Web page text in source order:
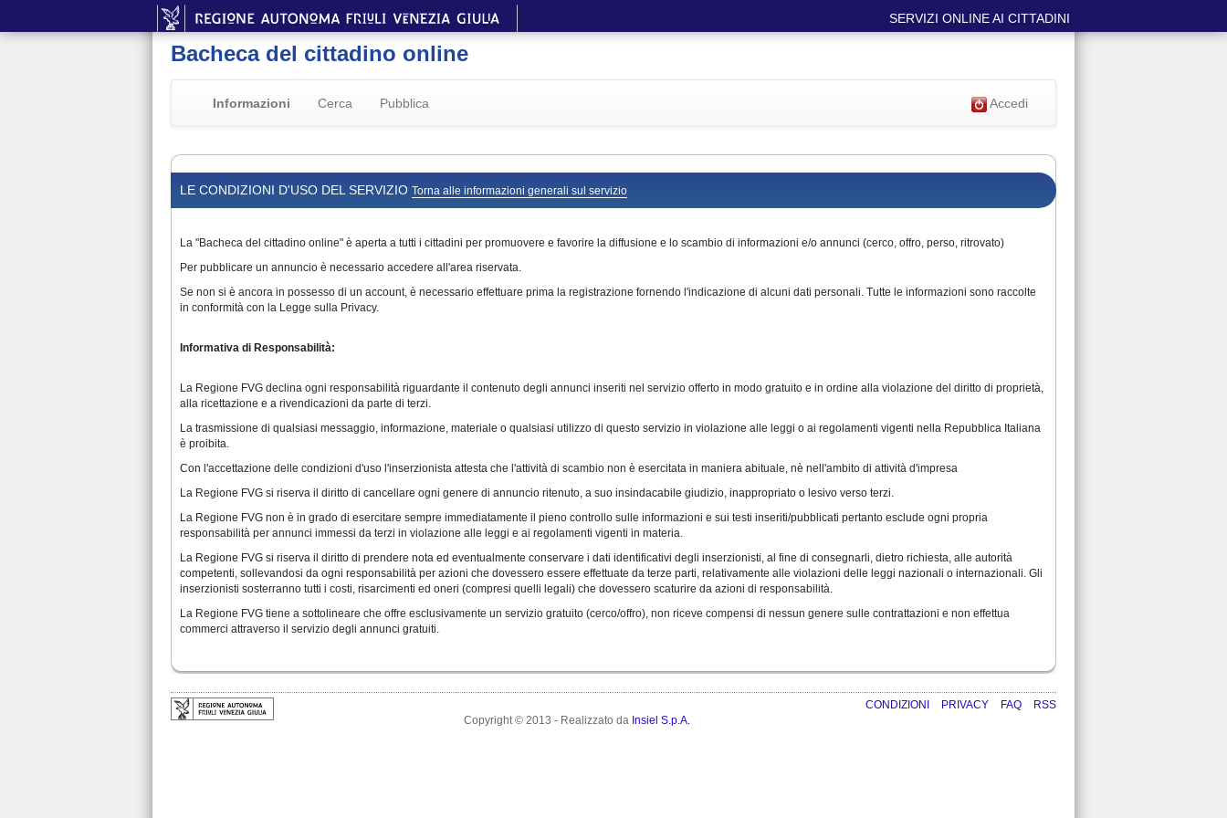
SERVIZI ONLINE AI CITTADINI
Bacheca del cittadino online
Informazioni Cerca Pubblica Accedi
LE CONDIZIONI D'USO DEL SERVIZIO Torna alle informazioni generali sul servizio
La "Bacheca del cittadino online" è aperta a tutti i cittadini per promuovere e favorire la diffusione e lo scambio di informazioni e/o annunci (cerco, offro, perso, ritrovato)
Per pubblicare un annuncio è necessario accedere all'area riservata.
Se non si è ancora in possesso di un account, è necessario effettuare prima la registrazione fornendo l'indicazione di alcuni dati personali. Tutte le informazioni sono raccolte
in conformità con la Legge sulla Privacy.
Informativa di Responsabilità:
La Regione FVG declina ogni responsabilità riguardante il contenuto degli annunci inseriti nel servizio offerto in modo gratuito e in ordine alla violazione del diritto di proprietà,
alla ricettazione e a rivendicazioni da parte di terzi.
La trasmissione di qualsiasi messaggio, informazione, materiale o qualsiasi utilizzo di questo servizio in violazione alle leggi o ai regolamenti vigenti nella Repubblica Italiana
è proibita.
Con l'accettazione delle condizioni d'uso l'inserzionista attesta che l'attività di scambio non è esercitata in maniera abituale, nè nell'ambito di attività d'impresa
La Regione FVG si riserva il diritto di cancellare ogni genere di annuncio ritenuto, a suo insindacabile giudizio, inappropriato o lesivo verso terzi.
La Regione FVG non è in grado di esercitare sempre immediatamente il pieno controllo sulle informazioni e sui testi inseriti/pubblicati pertanto esclude ogni propria
responsabilità per annunci immessi da terzi in violazione alle leggi e ai regolamenti vigenti in materia.
La Regione FVG si riserva il diritto di prendere nota ed eventualmente conservare i dati identificativi degli inserzionisti, al fine di consegnarli, dietro richiesta, alle autorità
competenti, sollevandosi da ogni responsabilità per azioni che dovessero essere effettuate da terze parti, relativamente alle violazioni delle leggi nazionali o internazionali. Gli
inserzionisti sosterranno tutti i costi, risarcimenti ed oneri (compresi quelli legali) che dovessero scaturire da azioni di responsabilità.
La Regione FVG tiene a sottolineare che offre esclusivamente un servizio gratuito (cerco/offro), non riceve compensi di nessun genere sulle contrattazioni e non effettua
commerci attraverso il servizio degli annunci gratuiti.
CONDIZIONI PRIVACY FAQ
RSS
Copyright © 2013 - Realizzato da Insiel S.p.A.